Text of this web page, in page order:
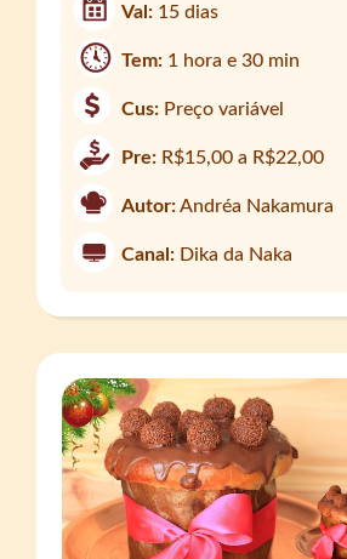
Val: 15 dias
Tem: 1 hora e 30 min
Cus: Preço variável
Pre: R$15,00 a R$22,00
Autor:Andréa Nakamura
Canal: Dika da Naka